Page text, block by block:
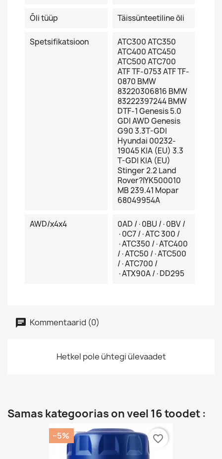
Õli tüüp Täissünteetiline õli
Spetsifikatsioon
ATC300 ATC350
ATC400 ATC450
ATC500 ATC700
ATF TF-0753 ATF TF-
0870 BMW
83220306816 BMW
83222397244 BMW
DTF-1 Genesis 5.0
GDI AWD Genesis
G90 3.3T-GDI
Hyundai 00232-
19045 KIA (EU) 3.3
T-GDI KIA (EU)
Stinger 2.2 Land
Rover?IYK500010
MB 239.41 Mopar
68049954A
AWD/x4x4
0AD /·0BU /·0BV /
·0C7 /·ATC 300 /
·ATC350 /·ATC400
/·ATC50 /·ATC500
/·ATC700 /
·ATX90A /·DD295
Kommentaarid (0)
Hetkel pole ühtegi ülevaadet
Samas kategoorias on veel 16 toodet :
−5% favorite_border